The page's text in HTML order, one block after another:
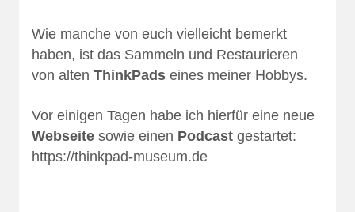
Wie manche von euch vielleicht bemerkt
haben, ist das Sammeln und Restaurieren
von alten ThinkPads eines meiner Hobbys.
Vor einigen Tagen habe ich hierfür eine neue
Webseite sowie einen Podcast gestartet:
https://thinkpad-museum.de